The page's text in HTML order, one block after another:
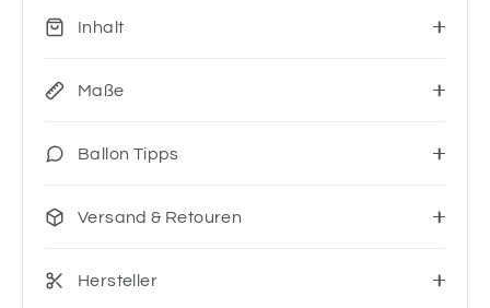
Inhalt
Maße
Ballon Tipps
Versand & Retouren
Hersteller